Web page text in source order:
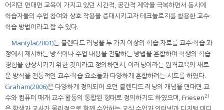
어지던 면대면 교육이 가지고 있던 시간적, 공간적 제약을 극복하면서 동시에
학습자들의 수업 참여와 상호 작용을 증대시키고자 테크놀로지를 활용한 교수·
학습 방법이라고 할 수 있다.
Mantyla(2001)는 블렌디드 러닝을 두 가지 이상의 학습 자료를 교수·학습 과
정에서 제시하는 방식이나 수업 내용을 전달하는 방법을 혼합하여 학생의 학습
경험을 향상시키기 위한 것이라고 정의하면서, 이러닝이라는 원격교육의 새로
운 방식을 전통적인 교수·학습 요소들과 다양하게 혼합하려는 시도를 하였다.
Graham(2006)은 다양하게 정의되어 오던 블렌디드 러닝의 개념을 면대면 교
수와 컴퓨터 매개 교수 활동의 통합된 형태로 정의하기도 하였으며, Friesen2)